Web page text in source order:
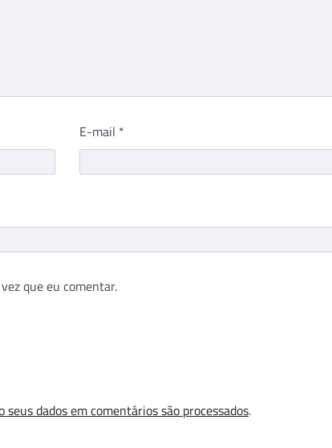
E-mail *
que eu comentar.
seus dados em comentários são processados.